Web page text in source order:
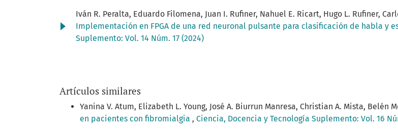
Iván R. Peralta, Eduardo Filomena, Juan I. Rufiner, Nahuel E. Ricart, Hugo L. Rufiner,
Implementación en FPGA de una red neuronal pulsante para clasificación de habla y
Suplemento: Vol. 14 Núm. 17 (2024)
Artículos similares
Yanina V. Atum, Elizabeth L. Young, José A. Biurrun Manresa, Christian A. Mista, Belén
en pacientes con fibromialgia , Ciencia, Docencia y Tecnología Suplemento: Vol. 16